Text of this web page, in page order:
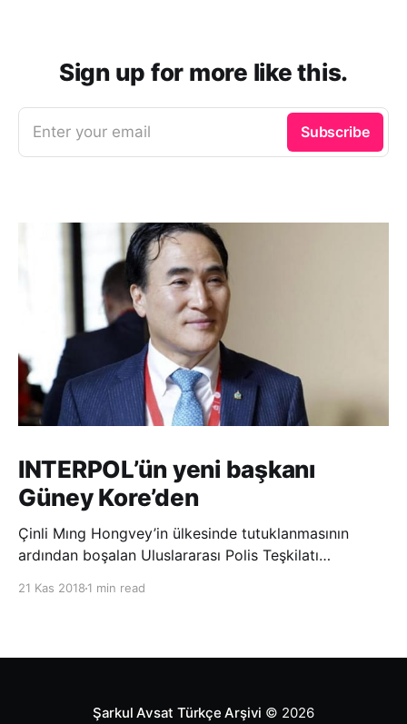
Sign up for more like this.
Enter your email Subscribe
INTERPOL’ün yeni başkanı
Güney Kore’den
Çinli Mıng Hongvey’in ülkesinde tutuklanmasının
ardından boşalan Uluslararası Polis Teşkilatı
21 Kas 2018 1 min read
Şarkul Avsat Türkçe Arşivi © 2026